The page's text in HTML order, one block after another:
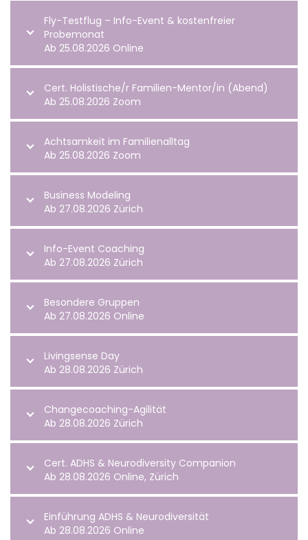
Fly-Testflug – Info-Event & kostenfreier
Probemonat
Ab 25.08.2026 Online
Cert. Holistische/r Familien-Mentor/in (Abend)
Ab 25.08.2026 Zoom
Achtsamkeit im Familienalltag
Ab 25.08.2026 Zoom
Business Modeling
Ab 27.08.2026 Zürich
Info-Event Coaching
Ab 27.08.2026 Zürich
Besondere Gruppen
Ab 27.08.2026 Online
Livingsense Day
Ab 28.08.2026 Zürich
Changecoaching-Agilität
Ab 28.08.2026 Zürich
Cert. ADHS & Neurodiversity Companion
Ab 28.08.2026 Online, Zürich
Einführung ADHS & Neurodiversität
Ab 28.08.2026 Online